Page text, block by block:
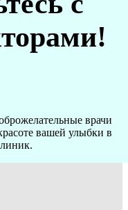
врачи
вашей улыбки в